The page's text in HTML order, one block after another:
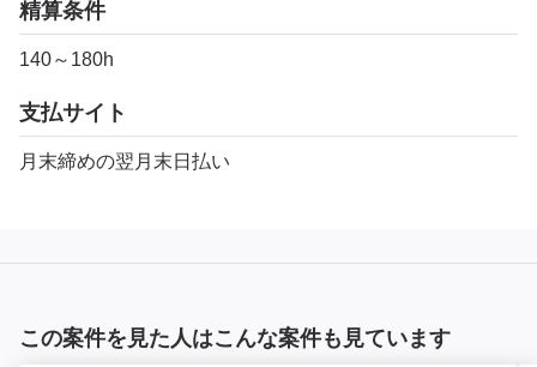
精算条件
140～180h
支払サイト
月末締めの翌月末日払い
この案件を見た人はこんな案件も見ています